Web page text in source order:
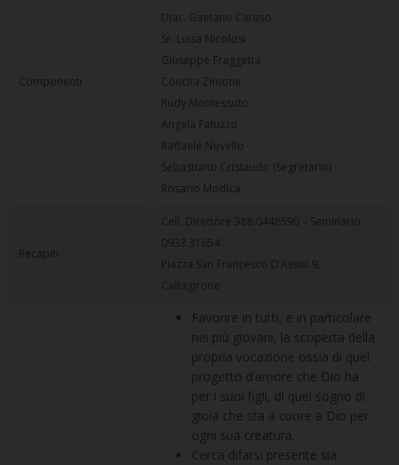
Componenti
Diac. Gaetano Caruso
Sr. Luisa Nicolosi
Giuseppe Fraggetta
Concita Zimone
Rudy Montessuto
Angela Fatuzzo
Raffaele Novello
Sebastiano Cristaudo (Segretario)
Rosario Modica
Recapiti
Cell. Direttore 388.0448590 – Seminario
0933.31654
Piazza San Francesco D’Assisi 9,
Caltagirone
Favorire in tutti, e in particolare
nei più giovani, la scoperta della
propria vocazione ossia di quel
progetto d’amore che Dio ha
per i suoi figli, di quel sogno di
gioia che sta a cuore a Dio per
ogni sua creatura.
Cerca difarsi presente sia